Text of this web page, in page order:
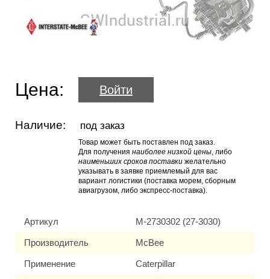
Цена: Войти
Наличие: под заказ
Товар может быть поставлен под заказ.
Для получения наиболее низкой цены, либо
наименьших сроков поставки желательно
указывать в заявке приемлемый для вас
вариант логистики (поставка морем, сборным
авиагрузом, либо экспресс-поставка).
Артикул M-2730302 (27-3030)
Производитель McBee
Применение Caterpillar